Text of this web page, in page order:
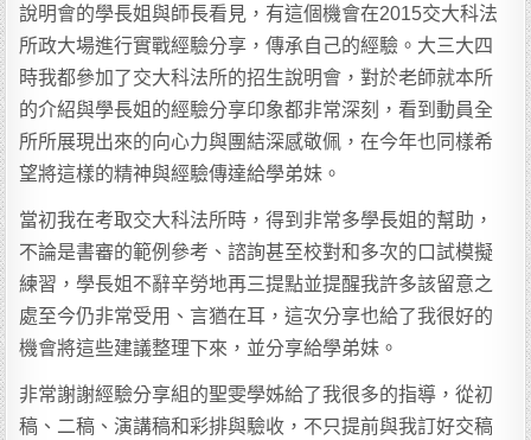
說明會的學長姐與師長看見，有這個機會在2015交大科法
所政大場進行實戰經驗分享，傳承自己的經驗。大三大四
時我都參加了交大科法所的招生說明會，對於老師就本所
的介紹與學長姐的經驗分享印象都非常深刻，看到動員全
所所展現出來的向心力與團結深感敬佩，在今年也同樣希
望將這樣的精神與經驗傳達給學弟妹。
當初我在考取交大科法所時，得到非常多學長姐的幫助，
不論是書審的範例參考、諮詢甚至校對和多次的口試模擬
練習，學長姐不辭辛勞地再三提點並提醒我許多該留意之
處至今仍非常受用、言猶在耳，這次分享也給了我很好的
機會將這些建議整理下來，並分享給學弟妹。
非常謝謝經驗分享組的聖雯學姊給了我很多的指導，從初
稿、二稿、演講稿和彩排與驗收，不只提前與我訂好交稿